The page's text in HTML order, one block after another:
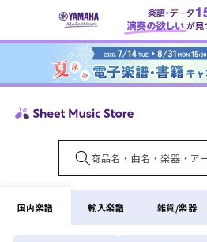
ンツに
国内楽譜 輸入楽譜 雑貨/楽器